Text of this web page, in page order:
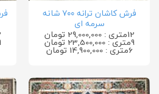
فرش کاشان ترانه ۷۰۰ شانه
سرمه ای
12متری : 29,000,000 تومان
9متری : 23,500,000 تومان
6متری : 14,900,000 تومان